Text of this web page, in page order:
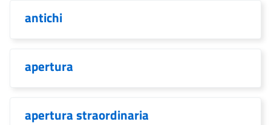
antichi
apertura
apertura straordinaria